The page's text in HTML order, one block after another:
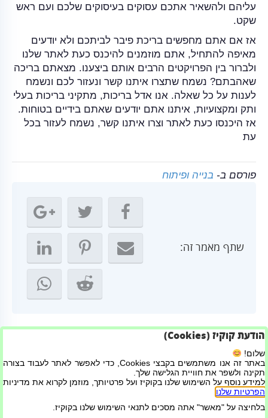
עליהם ולהשאיר אתכם עסוקים בעיסוקים שלכם ועם ראש
שקט.
אז אם אתם מחפשים בריכת פיבר לביתכם ולא יודעים
מאיפה להתחיל, אתם מוזמנים להיכנס כעת לאתר שלנו
ולברור בין הפרויקטים הרבים אותם ביצענו. מצאתם בריכה
שאהבתם? נשמח שתצרו איתנו קשר ונעזור לכם ונשמח
לענות על כל שאלה. אנו אדל בריכות, מתקיני בריכות בעלי
ותק ומקצועיות, איתנו אתם יודעים שאתם בידיים בטוחות.
אז היכנסו כעת לאתר וצרו איתנו קשר, נשמח לעזור בכל
עת
פורסם ב- בנייה ופיתוח
שתף מאמר זה:
משלוחי פירות וירקות ליום טרי במיוחד! →
בניית אתרים ושיווק דיגיטלי
הודעת קוקיז (Cookies)
שלום!
באתר זה אנו משתמשים בקבצי Cookies, כדי לאפשר לאתר לעבוד בצורה
תקינה ולשפר את חוויית הגלישה שלך.
למידע נוסף על השימוש שלנו בקוקיז ועל פרטיותך, מוזמן לקרוא את מדיניות
הפרטיות שלנו
בלחיצה על "מאשר" אתה מסכים לתנאי השימוש שלנו בקוקיז.